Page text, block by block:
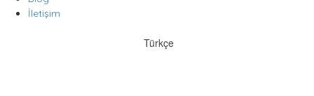
İletişim
Türkçe